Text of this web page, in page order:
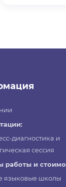
диагностика и
сессия
работы и
языковые школы